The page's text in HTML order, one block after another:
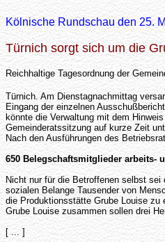
Kölnische Rundschau den 25.
Türnich sorgt sich um die
Reichhaltige Tagesordnung der
Türnich. Am Dienstagnachmittag
Eingang der einzelnen
könnte die Verwaltung mit dem
Gemeinderatssitzung auf kurze Zeit
Nach den Ausführungen des
650 Belegschaftsmitglieder arbeits-
Nicht nur für die Betroffenen selbst
sozialen Belange Tausender von
die Produktionsstätte Grube Louise
Grube Louise zusammen sollen drei
[ ... ]